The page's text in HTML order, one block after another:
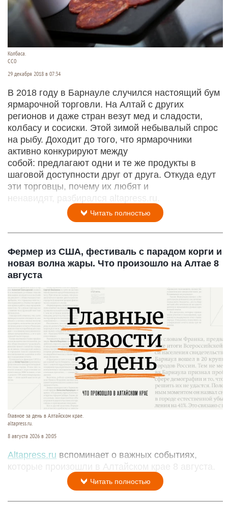
Колбаса.
СС0
29 декабря 2018 в 07:34
В 2018 году в Барнауле случился настоящий бум
ярмарочной торговли. На Алтай с других
регионов и даже стран везут мед и сладости,
колбасу и сосиски. Этой зимой небывалый спрос
на рыбу. Доходит до того, что ярмарочники
активно конкурируют между
собой: предлагают одни и те же продукты в
шаговой доступности друг от друга. Откуда едут
эти торговцы, почему их любят и
ненавидят, разбирался altapress.ru.
Читать полностью
Фермер из США, фестиваль с парадом корги и
новая волна жары. Что произошло на Алтае 8
августа
Главное за день в Алтайском крае.
altapress.ru.
8 августа 2026 в 20:05
Altapress.ru вспоминает о важных событиях,
которые произошли в Алтайском крае 8 августа.
Читать полностью